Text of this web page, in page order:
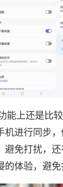
能上还是比
机进行同步
避免打扰，
体验，避免